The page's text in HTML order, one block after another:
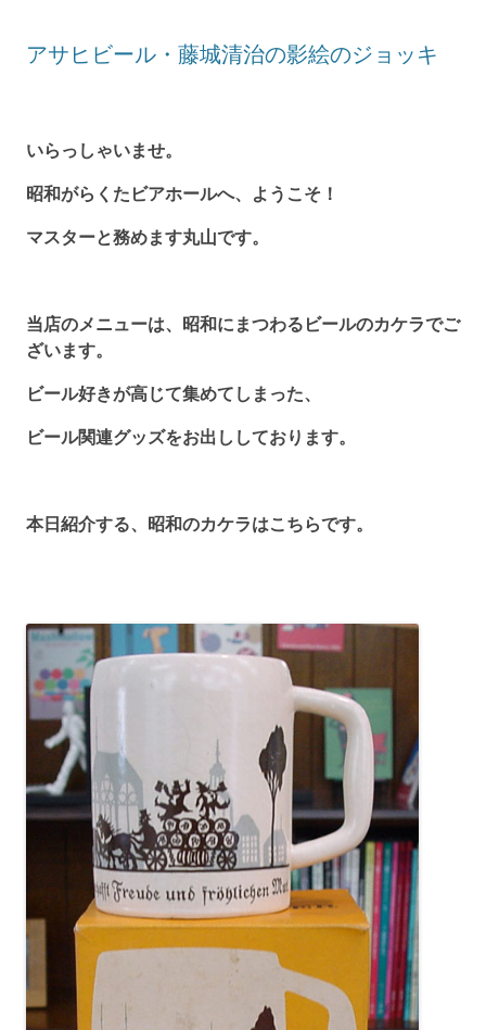
アサヒビール・藤城清治の影絵のジョッキ
いらっしゃいませ。
昭和がらくたビアホールへ、ようこそ！
マスターと務めます丸山です。
当店のメニューは、昭和にまつわるビールのカケラでご
ざいます。
ビール好きが高じて集めてしまった、
ビール関連グッズをお出ししております。
本日紹介する、昭和のカケラはこちらです。